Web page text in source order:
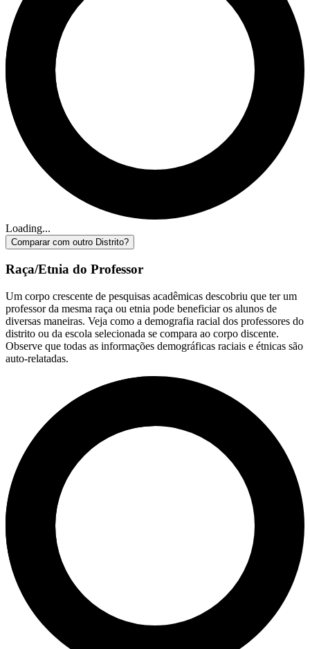
Loading...
Comparar com outro Distrito?
Raça/Etnia do Professor
Um corpo crescente de pesquisas acadêmicas descobriu que ter um
professor da mesma raça ou etnia pode beneficiar os alunos de
diversas maneiras. Veja como a demografia racial dos professores do
distrito ou da escola selecionada se compara ao corpo discente.
Observe que todas as informações demográficas raciais e étnicas são
auto-relatadas.